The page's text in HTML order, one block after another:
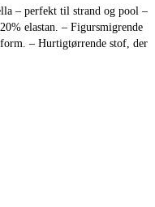
– perfekt til strand og pool –
elastan. – Figursmigrende
– Hurtigtørrende stof, der